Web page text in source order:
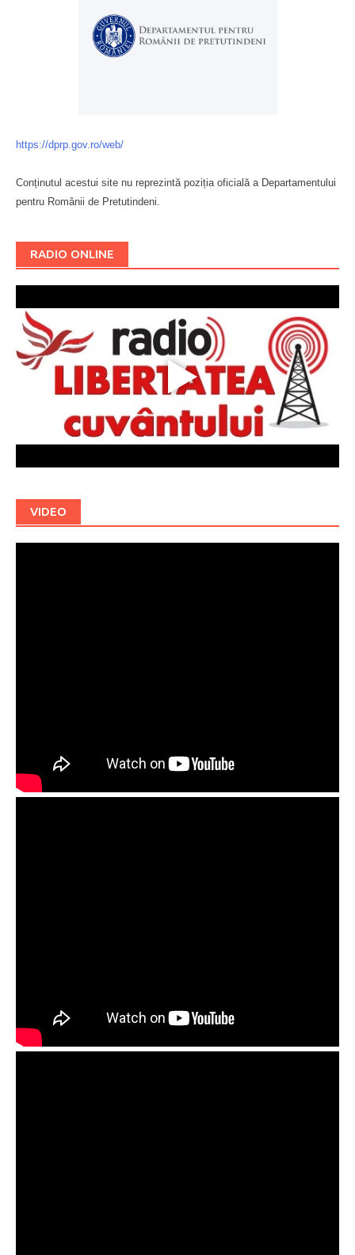
https://dprp.gov.ro/web/
Conținutul acestui site nu reprezintă poziția oficială a Departamentului
pentru Românii de Pretutindeni.
RADIO ONLINE
VIDEO